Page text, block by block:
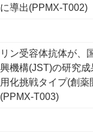
導出(PPMX-T002)
ン受容体抗体が、
機構(JST)の研究
化挑戦タイプ(創薬
T003)